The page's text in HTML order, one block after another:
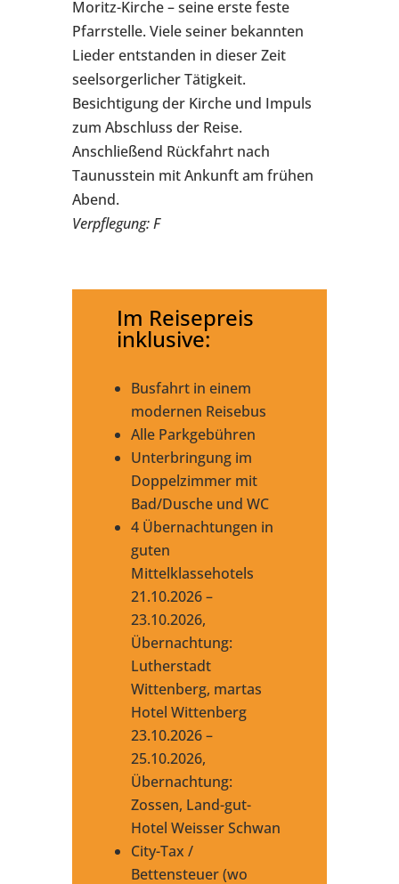
Moritz-Kirche – seine erste feste
Pfarrstelle. Viele seiner bekannten
Lieder entstanden in dieser Zeit
seelsorgerlicher Tätigkeit.
Besichtigung der Kirche und Impuls
zum Abschluss der Reise.
Anschließend Rückfahrt nach
Taunusstein mit Ankunft am frühen
Abend.
Verpflegung: F
Im Reisepreis
inklusive:
Busfahrt in einem
modernen Reisebus
Alle Parkgebühren
Unterbringung im
Doppelzimmer mit
Bad/Dusche und WC
4 Übernachtungen in
guten
Mittelklassehotels
21.10.2026 –
23.10.2026,
Übernachtung:
Lutherstadt
Wittenberg, martas
Hotel Wittenberg
23.10.2026 –
25.10.2026,
Übernachtung:
Zossen, Land-gut-
Hotel Weisser Schwan
City-Tax /
Bettensteuer (wo